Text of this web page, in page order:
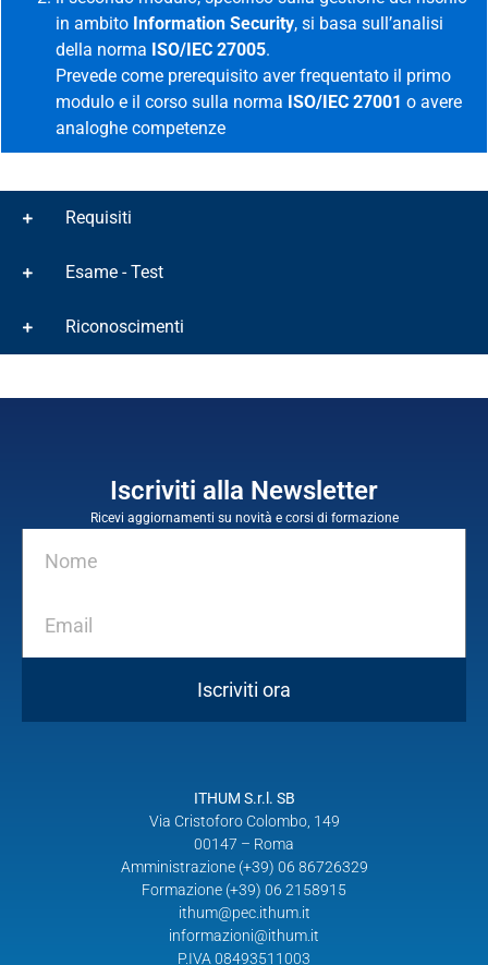
in ambito Information Security, si basa sull’analisi
della norma ISO/IEC 27005.
Prevede come prerequisito aver frequentato il primo
modulo e il corso sulla norma ISO/IEC 27001 o avere
analoghe competenze
Requisiti
Esame - Test
Riconoscimenti
Iscriviti alla Newsletter
Ricevi aggiornamenti su novità e corsi di formazione
Iscriviti ora
ITHUM S.r.l. SB
Via Cristoforo Colombo, 149
00147 – Roma
Amministrazione (+39) 06 86726329
Formazione (+39) 06 2158915
ithum@pec.ithum.it
informazioni@ithum.it
P.IVA 08493511003